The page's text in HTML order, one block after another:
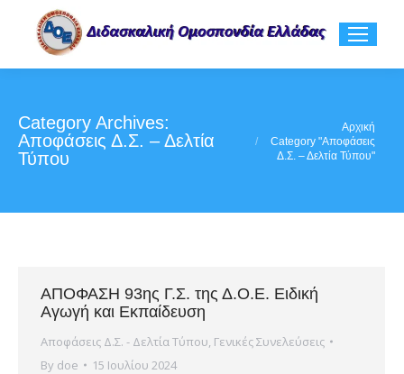
Category Archives:
Αποφάσεις Δ.Σ. – Δελτία
Τύπου
Αρχική
Category "Αποφάσεις
Δ.Σ. – Δελτία Τύπου"
ΑΠΟΦΑΣΗ 93ης Γ.Σ. της Δ.Ο.Ε. Ειδική
Αγωγή και Εκπαίδευση
Αποφάσεις Δ.Σ. - Δελτία Τύπου, Γενικές Συνελεύσεις
By doe 15 Ιουλίου 2024